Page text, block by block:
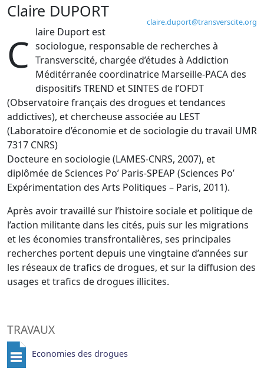
claire.duport@transverscite.org
Claire DUPORT
C laire Duport est
sociologue, responsable de recherches à
Transverscité, chargée d’études à Addiction
Méditérranée coordinatrice Marseille-PACA des
dispositifs TREND et SINTES de l’OFDT
(Observatoire français des drogues et tendances
addictives), et chercheuse associée au LEST
(Laboratoire d’économie et de sociologie du travail UMR
7317 CNRS)
Docteure en sociologie (LAMES-CNRS, 2007), et
diplômée de Sciences Po’ Paris-SPEAP (Sciences Po’
Expérimentation des Arts Politiques – Paris, 2011).
Après avoir travaillé sur l’histoire sociale et politique de
l’action militante dans les cités, puis sur les migrations
et les économies transfrontalières, ses principales
recherches portent depuis une vingtaine d’années sur
les réseaux de trafics de drogues, et sur la diffusion des
usages et trafics de drogues illicites.
TRAVAUX
Economies des drogues